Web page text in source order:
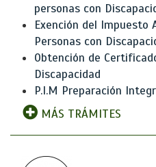
personas con
Exención del Impuesto
Personas con
Obtención de
Discapacidad
P.I.M Preparación
MÁS TRÁMITES